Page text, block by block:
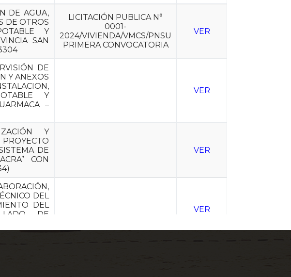
DE AGUA,
DE OTROS
Y
SAN
LICITACIÓN PUBLICA N°
0001-
2024/VIVIENDA/VMCS/PNSU
PRIMERA CONVOCATORIA
VER
DE
Y ANEXOS
Y
–
VER
Y
DE
CON
VER
DEL
DEL
DE
VER